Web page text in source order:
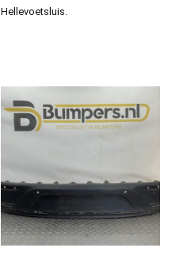
Hellevoetsluis.